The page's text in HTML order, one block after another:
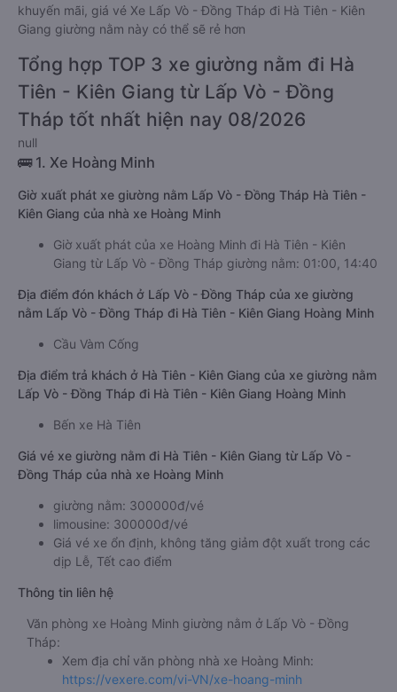
khuyến mãi, giá vé Xe Lấp Vò - Đồng Tháp đi Hà Tiên - Kiên
Giang giường nằm này có thể sẽ rẻ hơn
Tổng hợp TOP 3 xe giường nằm đi Hà
Tiên - Kiên Giang từ Lấp Vò - Đồng
Tháp tốt nhất hiện nay 08/2026
null
🚌 1. Xe Hoàng Minh
Giờ xuất phát xe giường nằm Lấp Vò - Đồng Tháp Hà Tiên -
Kiên Giang của nhà xe Hoàng Minh
Giờ xuất phát của xe Hoàng Minh đi Hà Tiên - Kiên
Giang từ Lấp Vò - Đồng Tháp giường nằm: 01:00, 14:40
Địa điểm đón khách ở Lấp Vò - Đồng Tháp của xe giường
nằm Lấp Vò - Đồng Tháp đi Hà Tiên - Kiên Giang Hoàng Minh
Cầu Vàm Cống
Địa điểm trả khách ở Hà Tiên - Kiên Giang của xe giường nằm
Lấp Vò - Đồng Tháp đi Hà Tiên - Kiên Giang Hoàng Minh
Bến xe Hà Tiên
Giá vé xe giường nằm đi Hà Tiên - Kiên Giang từ Lấp Vò -
Đồng Tháp của nhà xe Hoàng Minh
giường nằm: 300000đ/vé
limousine: 300000đ/vé
Giá vé xe ổn định, không tăng giảm đột xuất trong các
dịp Lễ, Tết cao điểm
Thông tin liên hệ
Văn phòng xe Hoàng Minh giường nằm ở Lấp Vò - Đồng
Tháp:
Xem địa chỉ văn phòng nhà xe Hoàng Minh:
https://vexere.com/vi-VN/xe-hoang-minh